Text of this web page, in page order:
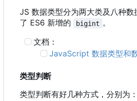
JS 数据类型分为两大类及八种数
了 ES6 新增的
bigint 。
文档：
JavaScript 数据类型和
类型判断
类型判断有好几种方式，分别为：